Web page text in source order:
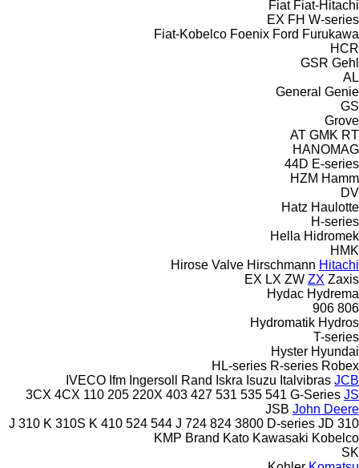
Fiat Fiat-Hitachi
EX FH W-series
Fiat-Kobelco Foenix Ford Furukawa
HCR
GSR Gehl
AL
General Genie
GS
Grove
AT GMK RT
HANOMAG
44D E-series
HZM Hamm
DV
Hatz Haulotte
H-series
Hella Hidromek
HMK
Hirose Valve Hirschmann Hitachi
EX LX ZW ZX Zaxis
Hydac Hydrema
806
906
Hydromatik Hydros
T-series
Hyster Hyundai
HL-series R-series Robex
IVECO Ifm Ingersoll Rand Iskra Isuzu Italvibras JCB
3CX 4CX 110 205 220X 403 427 531 535 541 G-Series JS
JSB John Deere
310 J
310 K 310S K 410 524 544 J 724 824 3800 D-series JD
KMP Brand Kato Kawasaki Kobelco
SK